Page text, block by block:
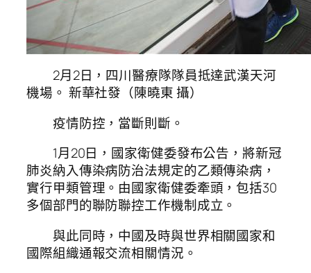
2月2日，四川醫療隊隊員抵達武漢天河
機場。 新華社發（陳曉東 攝）
疫情防控，當斷則斷。
1月20日，國家衛健委發布公告，將新冠
肺炎納入傳染病防治法規定的乙類傳染病，
實行甲類管理。由國家衛健委牽頭，包括30
多個部門的聯防聯控工作機制成立。
與此同時，中國及時與世界相關國家和
國際組織通報交流相關情況。